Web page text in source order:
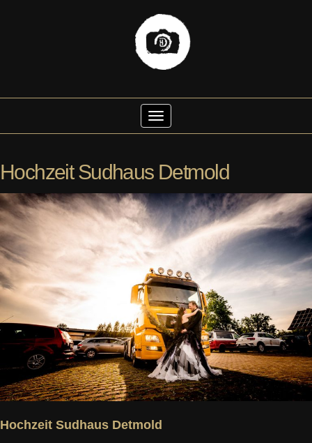
content
Toggle Navigation
Hochzeit Sudhaus Detmold
Hochzeit Sudhaus Detmold